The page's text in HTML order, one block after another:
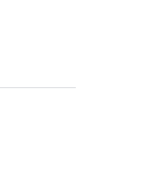
Goya